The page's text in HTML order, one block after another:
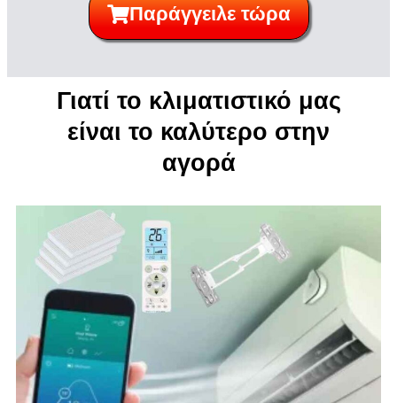
Παράγγειλε τώρα
Γιατί το κλιματιστικό μας
είναι το καλύτερο στην
αγορά